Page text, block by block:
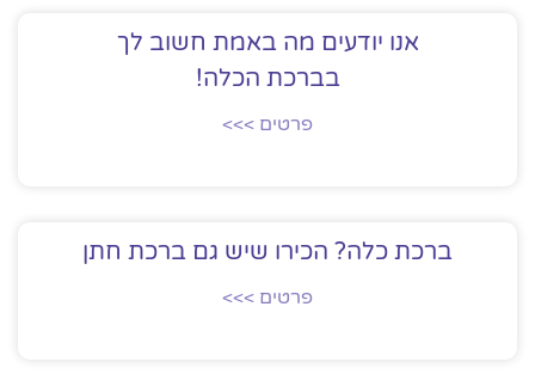
אנו יודעים מה באמת חשוב לך
בברכת הכלה!
פרטים >>>
ברכת כלה? הכירו שיש גם ברכת חתן
פרטים >>>